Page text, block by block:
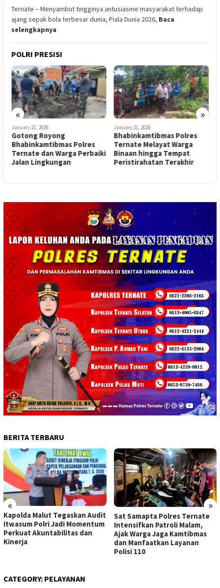
Ternate – Menyambut tingginya antusiasme masyarakat terhadap
ajang sepak bola terbesar dunia, Piala Dunia 2026, Baca
selengkapnya
POLRI PRESISI
« »
January 21, 2026
Gotong Royong
Bhabinkamtibmas Polres
Ternate dan Warga Perbaiki
Jalan Lingkungan
January 21, 2026
Bhabinkamtibmas Polres
Ternate Melayat Warga
Binaan hingga Tempat
Peristirahatan Terakhir
BERITA TERBARU
« »
Kapolda Malut Tegaskan Audit
Itwasum Polri Jadi Momentum
Perkuat Akuntabilitas dan
Kinerja
Sat Samapta Polres Ternate
Intensifkan Patroli Malam,
Ajak Warga Jaga Kamtibmas
dan Manfaatkan Layanan
Polisi 110
CATEGORY: PELAYANAN